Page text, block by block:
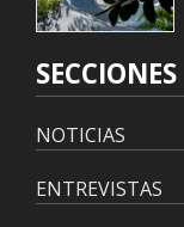
SECCIONES
NOTICIAS
ENTREVISTAS